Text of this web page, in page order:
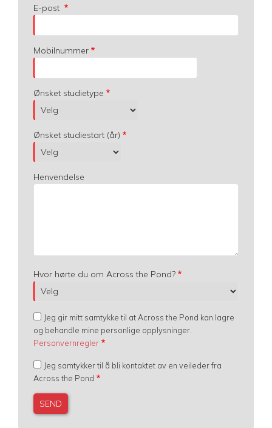
E-post
Mobilnummer
Ønsket studietype
Ønsket studiestart (år)
Henvendelse
Hvor hørte du om Across the Pond?
Jeg gir mitt samtykke til at Across the Pond kan lagre
og behandle mine personlige opplysninger.
Personvernregler
Jeg samtykker til å bli kontaktet av en veileder fra
Across the Pond